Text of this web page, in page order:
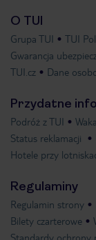
O TUI
Grupa TUI TUI
Gwarancja
TUI.cz
Dane
Przydatne
Podróż z TUI
Status reklamacji
Hotele przy
Regulaminy
Regulamin strony
Bilety czarterowe
Standardy ochrony